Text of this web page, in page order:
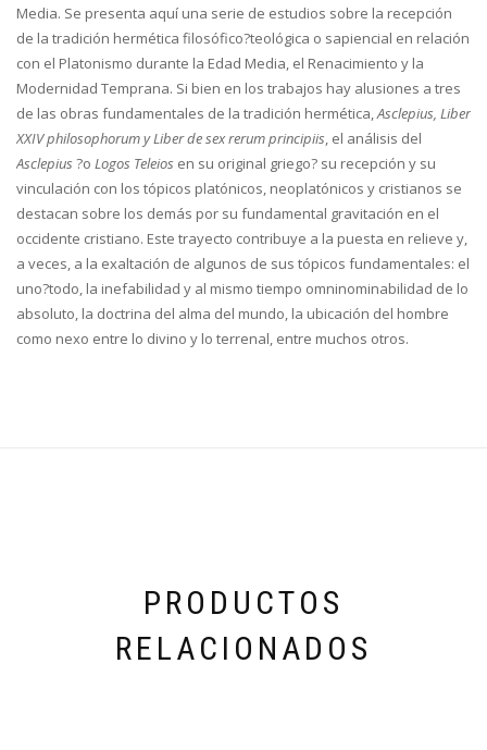
Media. Se presenta aquí una serie de estudios sobre la recepción
de la tradición hermética filosófico?teológica o sapiencial en relación
con el Platonismo durante la Edad Media, el Renacimiento y la
Modernidad Temprana. Si bien en los trabajos hay alusiones a tres
de las obras fundamentales de la tradición hermética,Asclepius, Liber
XXIV philosophorum y Liber de sex rerum principiis, el análisis del
Asclepius ?o Logos Teleios en su original griego? su recepción y su
vinculación con los tópicos platónicos, neoplatónicos y cristianos se
destacan sobre los demás por su fundamental gravitación en el
occidente cristiano. Este trayecto contribuye a la puesta en relieve y,
a veces, a la exaltación de algunos de sus tópicos fundamentales: el
uno?todo, la inefabilidad y al mismo tiempo omninominabilidad de lo
absoluto, la doctrina del alma del mundo, la ubicación del hombre
como nexo entre lo divino y lo terrenal, entre muchos otros.
PRODUCTOS
RELACIONADOS